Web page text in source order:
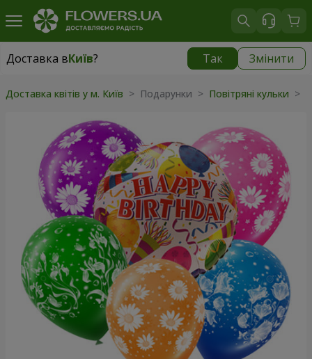
Доставка вКиїв? Так Змінити
Доставка вКиїв
Доставка квітів у м. Київ > Подарунки > Повітряні кульки >